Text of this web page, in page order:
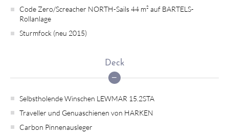
Code Zero/Screacher NORTH-Sails 44 m² auf BARTELS-
Rollanlage
Sturmfock (neu 2015)
Deck
Selbstholende Winschen LEWMAR 15.2STA
Traveller und Genuaschienen von HARKEN
Carbon Pinnenausleger